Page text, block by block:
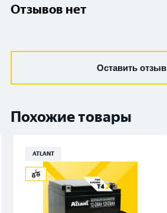
Отзывов нет
Оставить отзыв
Похожие товары
ATLANT